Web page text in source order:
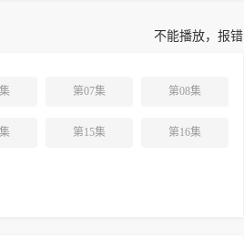
不能播放，报错
第07集 第08集
第15集 第16集